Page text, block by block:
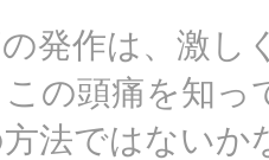
の発作は、激
この頭痛を知
法ではないか